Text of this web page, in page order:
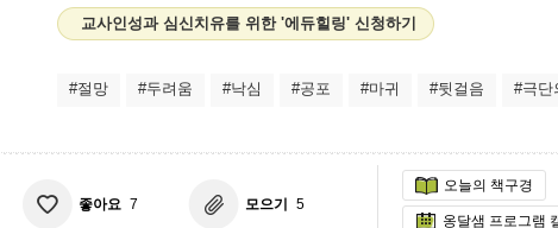
교사인성과 심신치유를 위한 '에듀힐링' 신청하기
#절망 #두려움 #낙심 #공포 #마귀 #뒷걸음 #극단
좋아요 7 모으기 5
오늘의 책구경
옹달샘 프로그램